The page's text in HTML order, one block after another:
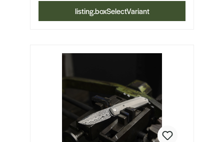
listing.boxSelectVariant